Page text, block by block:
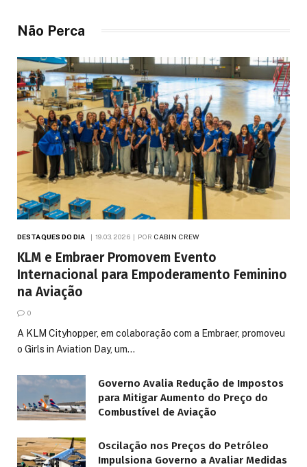
Não Perca
DESTAQUES DO DIA 19.03.2026 POR CABIN CREW
KLM e Embraer Promovem Evento
Internacional para Empoderamento Feminino
na Aviação
0
A KLM Cityhopper, em colaboração com a Embraer, promoveu
o Girls in Aviation Day, um…
Governo Avalia Redução de Impostos
para Mitigar Aumento do Preço do
Combustível de Aviação
Oscilação nos Preços do Petróleo
Impulsiona Governo a Avaliar Medidas